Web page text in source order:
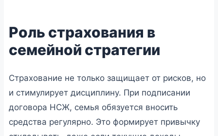
Роль страхования в
семейной стратегии
Страхование не только защищает от рисков, но
и стимулирует дисциплину. При подписании
договора НСЖ, семья обязуется вносить
средства регулярно. Это формирует привычку